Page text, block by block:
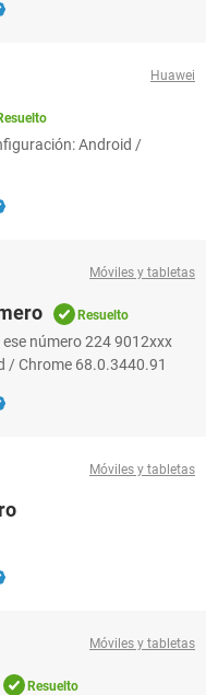
Huawei
Android /
Móviles y tabletas
Resuelto
número 224 9012xxx
/ Chrome 68.0.3440.91
Móviles y tabletas
Móviles y tabletas
Resuelto